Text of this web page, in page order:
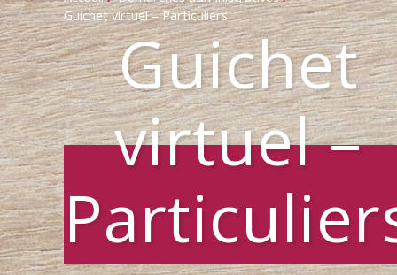
Guichet virtuel – Particuliers
Guichet
virtuel –